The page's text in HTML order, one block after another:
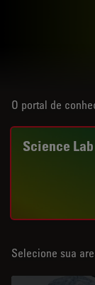
O portal de
Science Lab
Selecione sua